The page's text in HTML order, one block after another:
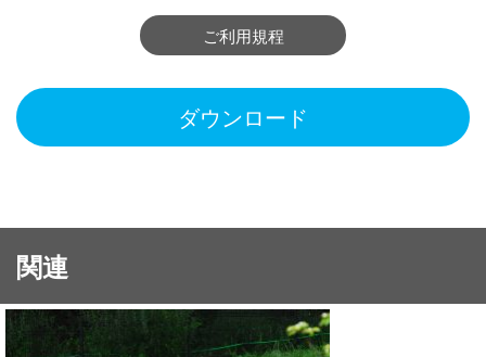
ご利用規程
ダウンロード
関連